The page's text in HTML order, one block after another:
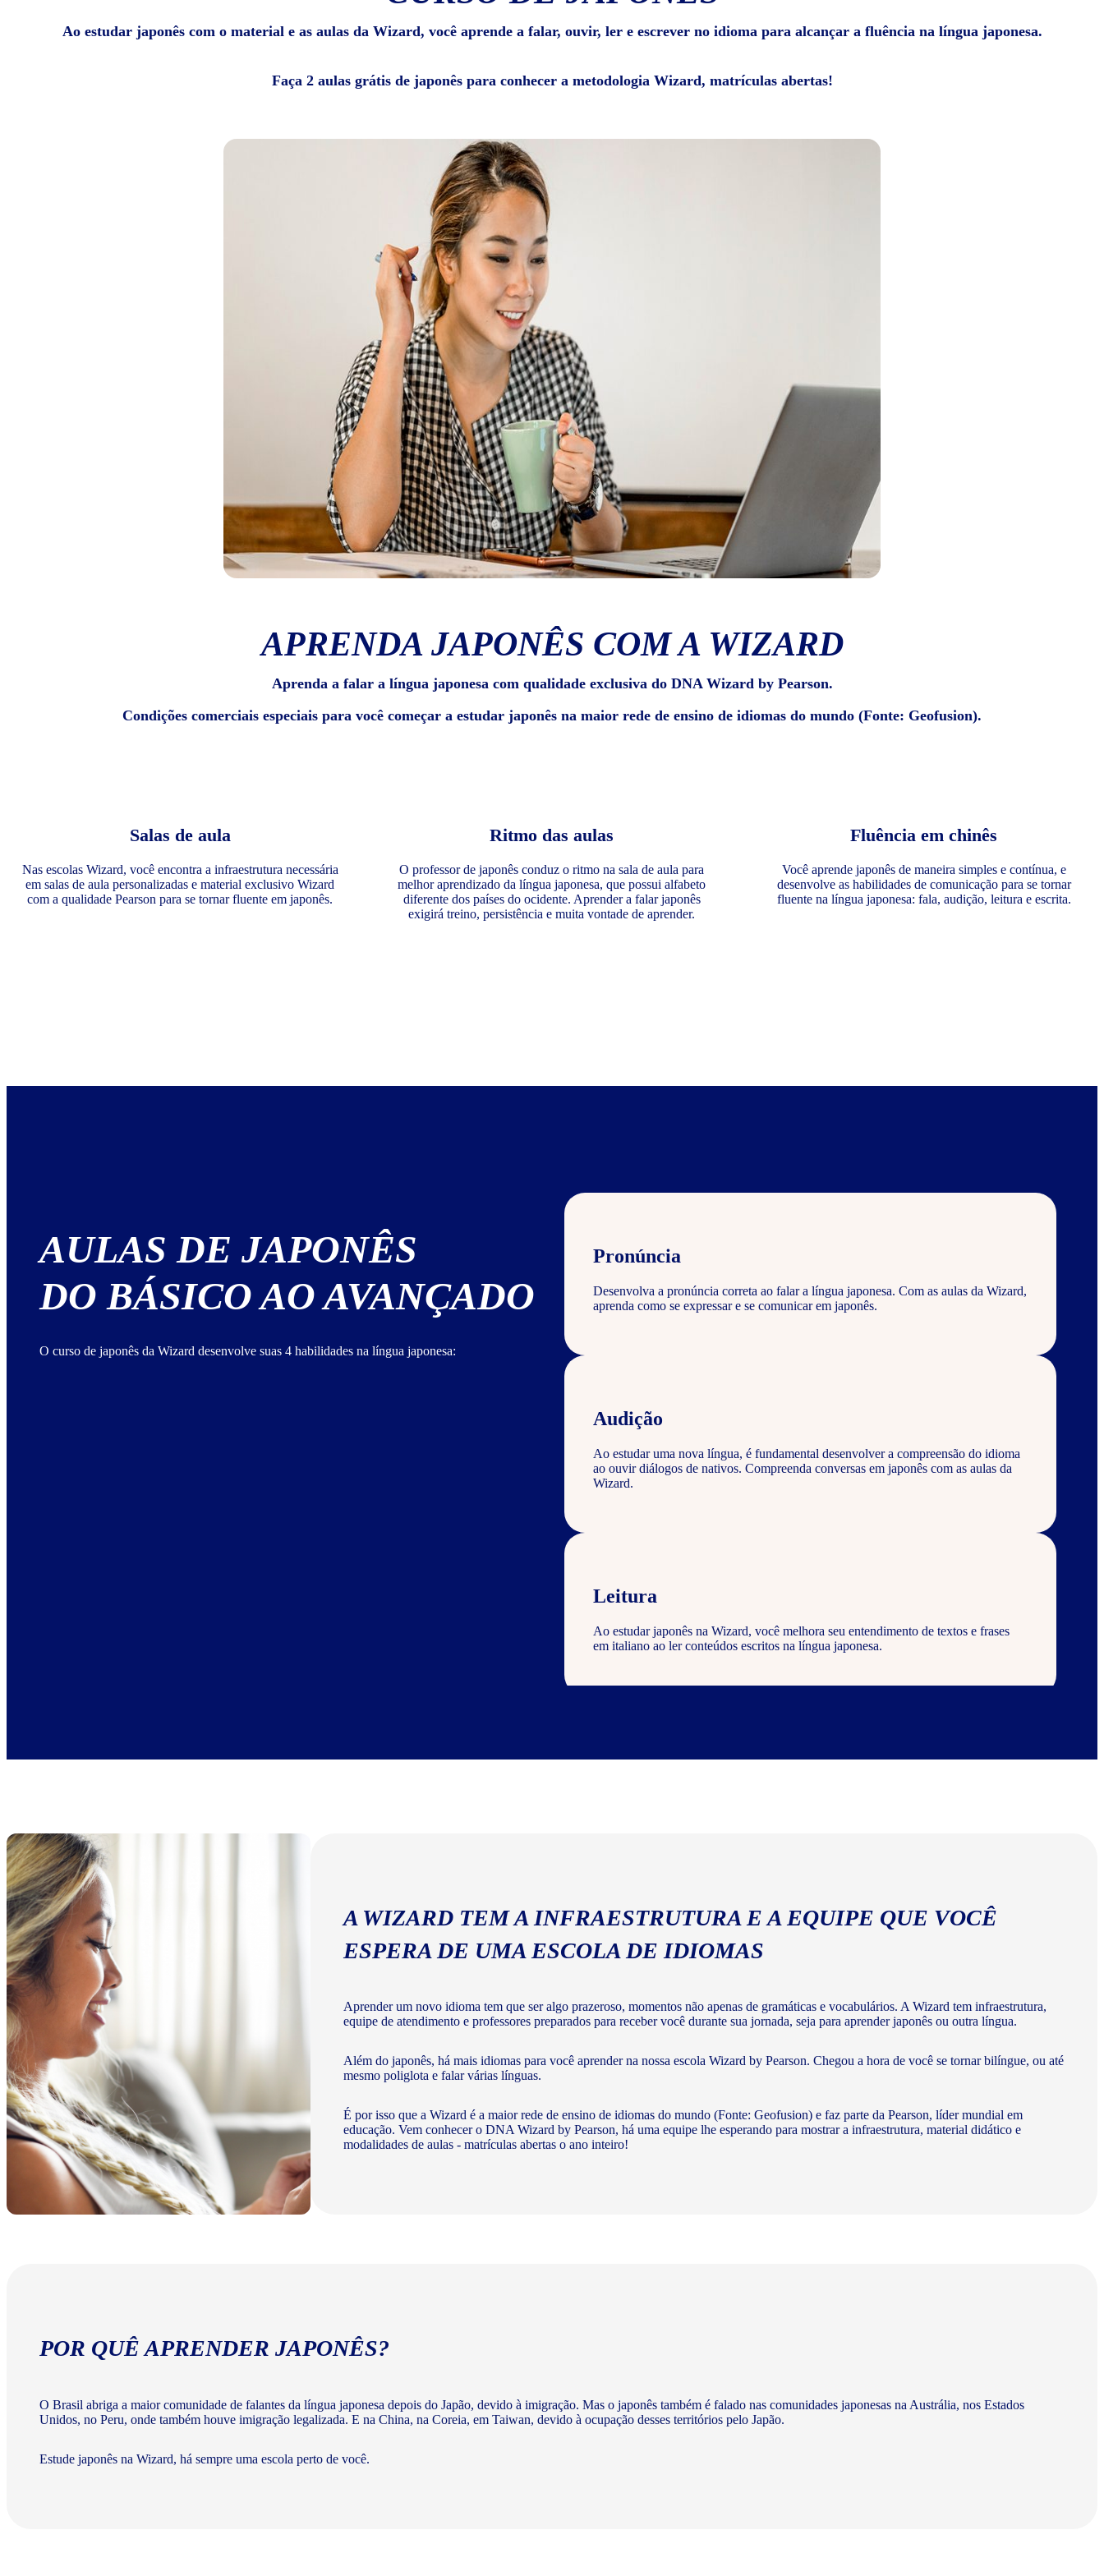
Ao estudar japonês com o material e as aulas da Wizard, você aprende a falar, ouvir, ler e escrever no idioma para alcançar a fluência na língua japonesa.
Faça 2 aulas grátis de japonês para conhecer a metodologia Wizard, matrículas abertas!
APRENDA JAPONÊS COM A WIZARD
Aprenda a falar a língua japonesa com qualidade exclusiva do DNA Wizard by Pearson.
Condições comerciais especiais para você começar a estudar japonês na maior rede de ensino de idiomas do mundo (Fonte: Geofusion).
Salas de aula
Nas escolas Wizard, você encontra a infraestrutura necessária
em salas de aula personalizadas e material exclusivo Wizard
com a qualidade Pearson para se tornar fluente em japonês.
Ritmo das aulas
O professor de japonês conduz o ritmo na sala de aula para
melhor aprendizado da língua japonesa, que possui alfabeto
diferente dos países do ocidente. Aprender a falar japonês
exigirá treino, persistência e muita vontade de aprender.
Fluência em chinês
Você aprende japonês de maneira simples e contínua, e
desenvolve as habilidades de comunicação para se tornar
fluente na língua japonesa: fala, audição, leitura e escrita.
AULAS DE JAPONÊS
DO BÁSICO AO AVANÇADO
O curso de japonês da Wizard desenvolve suas 4 habilidades na língua japonesa:
Pronúncia
Desenvolva a pronúncia correta ao falar a língua japonesa. Com as aulas da Wizard,
aprenda como se expressar e se comunicar em japonês.
Audição
Ao estudar uma nova língua, é fundamental desenvolver a compreensão do idioma
ao ouvir diálogos de nativos. Compreenda conversas em japonês com as aulas da
Wizard.
Leitura
Ao estudar japonês na Wizard, você melhora seu entendimento de textos e frases
em italiano ao ler conteúdos escritos na língua japonesa.
Escrita
A WIZARD TEM A INFRAESTRUTURA E A EQUIPE QUE VOCÊ
ESPERA DE UMA ESCOLA DE IDIOMAS
Aprender um novo idioma tem que ser algo prazeroso, momentos não apenas de gramáticas e vocabulários. A Wizard tem infraestrutura,
equipe de atendimento e professores preparados para receber você durante sua jornada, seja para aprender japonês ou outra língua.
Além do japonês, há mais idiomas para você aprender na nossa escola Wizard by Pearson. Chegou a hora de você se tornar bilíngue, ou até
mesmo poliglota e falar várias línguas.
É por isso que a Wizard é a maior rede de ensino de idiomas do mundo (Fonte: Geofusion) e faz parte da Pearson, líder mundial em
educação. Vem conhecer o DNA Wizard by Pearson, há uma equipe lhe esperando para mostrar a infraestrutura, material didático e
modalidades de aulas - matrículas abertas o ano inteiro!
POR QUÊ APRENDER JAPONÊS?
O Brasil abriga a maior comunidade de falantes da língua japonesa depois do Japão, devido à imigração. Mas o japonês também é falado nas comunidades japonesas na Austrália, nos Estados
Unidos, no Peru, onde também houve imigração legalizada. E na China, na Coreia, em Taiwan, devido à ocupação desses territórios pelo Japão.
Estude japonês na Wizard, há sempre uma escola perto de você.